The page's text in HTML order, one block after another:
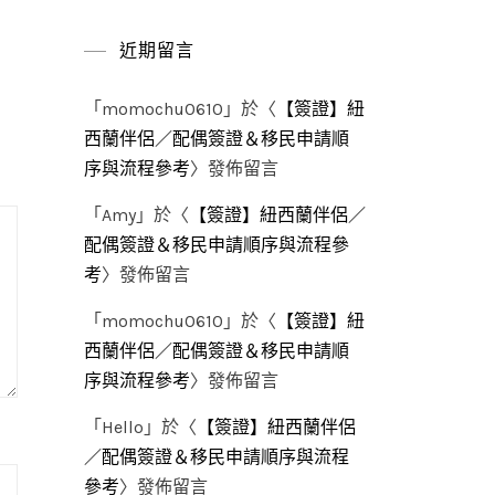
近期留言
「 momochu0610 」於〈 【簽證】紐
西蘭伴侶／配偶簽證＆移民申請順
序與流程參考〉發佈留言
「 Amy 」於〈 【簽證】紐西蘭伴侶／
配偶簽證＆移民申請順序與流程參
考〉發佈留言
「 momochu0610 」於〈 【簽證】紐
西蘭伴侶／配偶簽證＆移民申請順
序與流程參考〉發佈留言
「 Hello 」於〈 【簽證】紐西蘭伴侶
／配偶簽證＆移民申請順序與流程
參考〉發佈留言